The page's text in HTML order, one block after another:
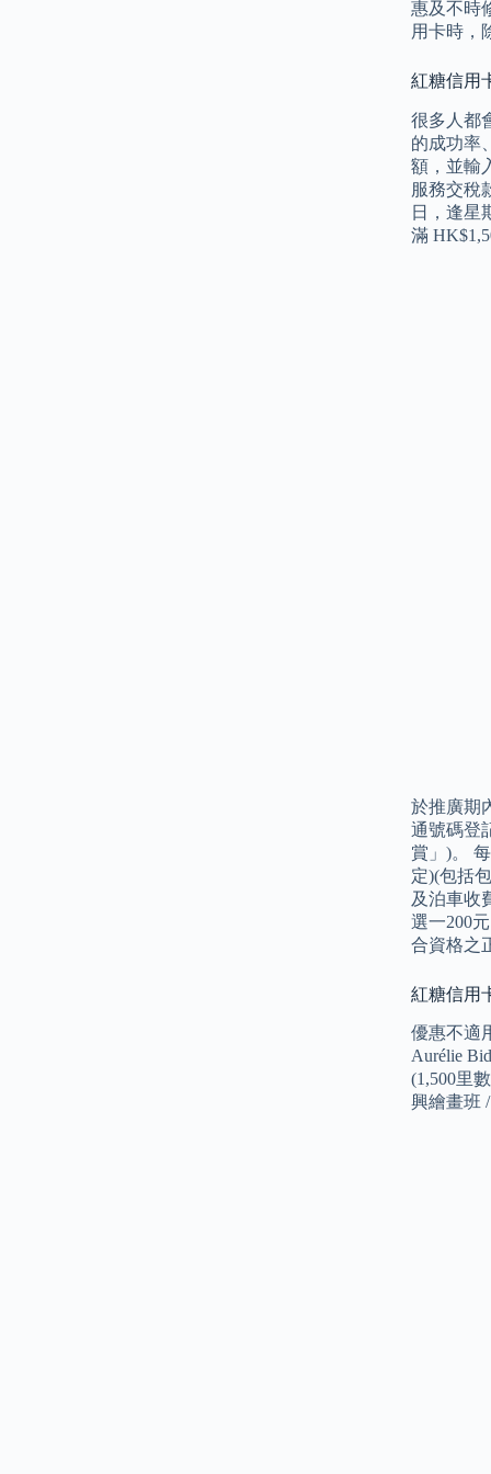
惠及不時
用卡時，
紅糖信用
很多人都
的成功率
額，並輸
服務交稅
日，逢星
滿
於推廣期
通號碼登
賞」)。
定)(包括
及泊車收
選一200
合資格之
紅糖信用
優惠不適
Aurélie
(1,500里
興繪畫班